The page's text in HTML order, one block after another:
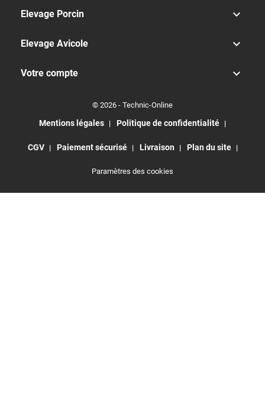
Elevage Porcin 
Elevage Avicole 
Votre compte 
© 2026 - Technic-Online
Mentions légales Politique de confidentialité
CGV Paiement sécurisé Livraison Plan du site
Paramètres des cookies